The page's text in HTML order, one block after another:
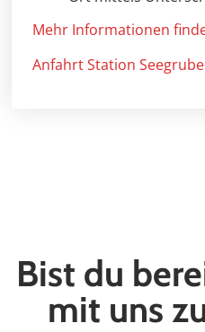
Mehr Informationen
Anfahrt Station Seegrube
Bist du
mit uns